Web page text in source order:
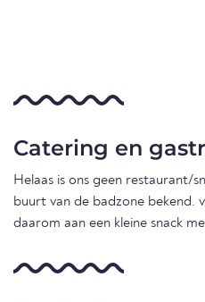
Catering en
Helaas is ons geen restaurant/
buurt van de badzone bekend.
daarom aan een kleine snack